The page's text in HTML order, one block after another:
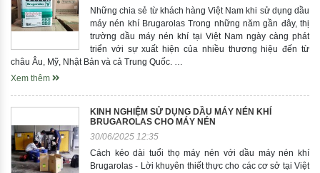
Những chia sẻ từ khách hàng Việt Nam khi sử dụng dầu
máy nén khí Brugarolas Trong những năm gần đây, thị
trường dầu máy nén khí tại Việt Nam ngày càng phát
triển với sự xuất hiện của nhiều thương hiệu đến từ
châu Âu, Mỹ, Nhật Bản và cả Trung Quốc. …
Xem thêm
KINH NGHIỆM SỬ DỤNG DẦU MÁY NÉN KHÍ
BRUGAROLAS CHO MÁY NÉN
30/06/2025 12:35
Cách kéo dài tuổi thọ máy nén với dầu máy nén khí
Brugarolas - Lời khuyên thiết thực cho các cơ sở tại Việt